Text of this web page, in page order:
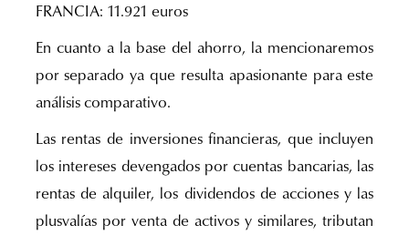
FRANCIA: 11.921 euros
En cuanto a la base del ahorro, la mencionaremos
por separado ya que resulta apasionante para este
análisis comparativo.
Las rentas de inversiones financieras, que incluyen
los intereses devengados por cuentas bancarias, las
rentas de alquiler, los dividendos de acciones y las
plusvalías por venta de activos y similares, tributan